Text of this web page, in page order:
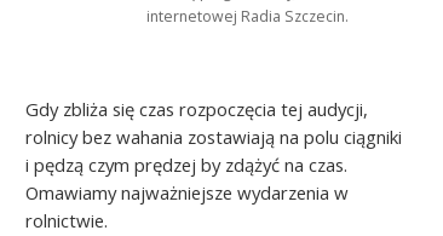
internetowej Radia Szczecin.
Gdy zbliża się czas rozpoczęcia tej audycji,
rolnicy bez wahania zostawiają na polu ciągniki
i pędzą czym prędzej by zdążyć na czas.
Omawiamy najważniejsze wydarzenia w
rolnictwie.